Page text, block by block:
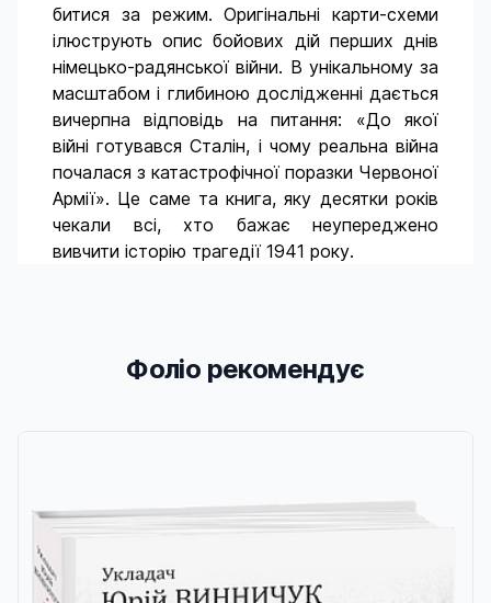
битися за режим. Оригінальні карти-схеми
ілюструють опис бойових дій перших днів
німецько-радянської війни. В унікальному за
масштабом і глибиною дослідженні дається
вичерпна відповідь на питання: «До якої
війні готувався Сталін, і чому реальна війна
почалася з катастрофічної поразки Червоної
Армії». Це саме та книга, яку десятки років
чекали всі, хто бажає неупереджено
вивчити історію трагедії 1941 року.
Фоліо рекомендує